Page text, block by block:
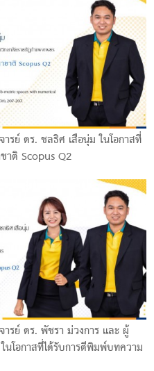
รย์ ดร. ชลธิศ เสือนุ่ม ในโอกาสที่
าติ Scopus Q2
รย์ ดร. พัชรา ม่วงการ และ ผู้
โอกาสที่ได้รับการตีพิมพ์บทความ